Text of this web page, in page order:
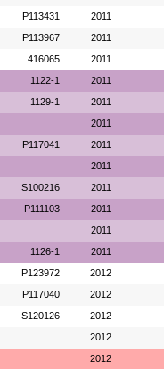
P113431 2011
P113967 2011
416065 2011
1122-1 2011
1129-1 2011
2011
P117041 2011
2011
S100216 2011
P111103 2011
2011
1126-1 2011
P123972 2012
P117040 2012
S120126 2012
2012
2012